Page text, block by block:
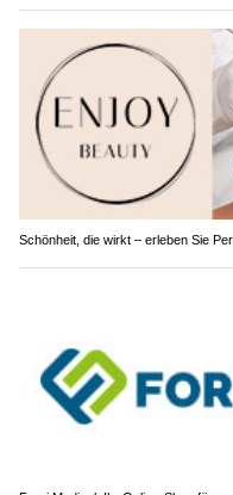
Schönheit, die wirkt – erleben Sie